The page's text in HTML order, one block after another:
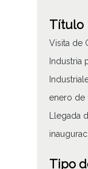
Título
Visita de
Industria
enero de
Llegada
Tipo